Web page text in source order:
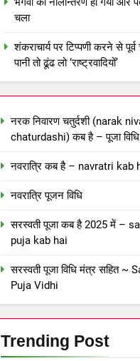
चला
शंकराचार्य पर टिप्पणी करने से
पानी तो ढूंढ लो ‘राष्ट्रवादियों’
नरक निवारण चतुर्दशी (narak
chaturdashi) कब है – पूजा विधि
नवरात्रि कब है – navratri kab
नवरात्रि पूजन विधि
सरस्वती पूजा कब है 2025 में –
puja kab hai
सरस्वती पूजा विधि मंत्र सहित ~
Puja Vidhi
Trending Post